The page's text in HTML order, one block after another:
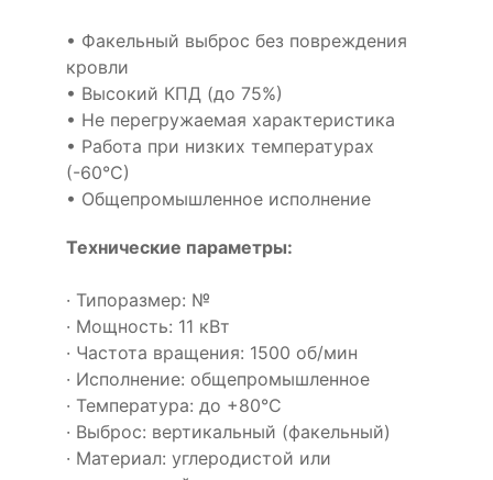
• Факельный выброс без повреждения
кровли
• Высокий КПД (до 75%)
• Не перегружаемая характеристика
• Работа при низких температурах
(-60°С)
• Общепромышленное исполнение
Технические параметры:
· Типоразмер: №
· Мощность: 11 кВт
· Частота вращения: 1500 об/мин
· Исполнение: общепромышленное
· Температура: до +80°С
· Выброс: вертикальный (факельный)
· Материал: углеродистой или